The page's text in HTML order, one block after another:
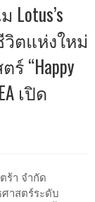
วิตแห่งใหม่
“Happy
เปิด
ร้า จำกัด
ศาสตร์ระดับ